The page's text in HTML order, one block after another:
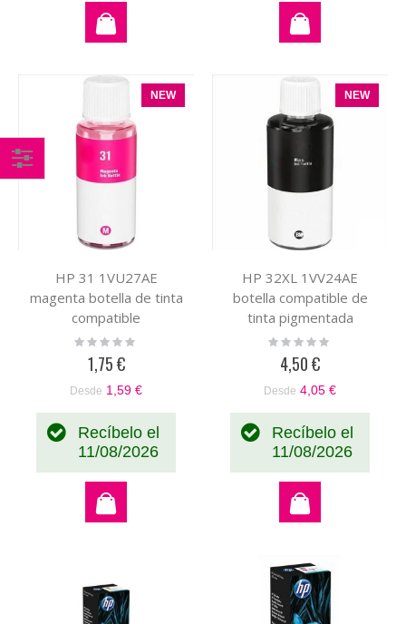
NEW
HP 31 1VU27AE
magenta botella de tinta
compatible
Rating:
1,75 €
Desde 1,59 €
Recíbelo el
11/08/2026
NEW
HP 32XL 1VV24AE
botella compatible de
tinta pigmentada
Rating:
4,50 €
Desde 4,05 €
Recíbelo el
11/08/2026
Comprar